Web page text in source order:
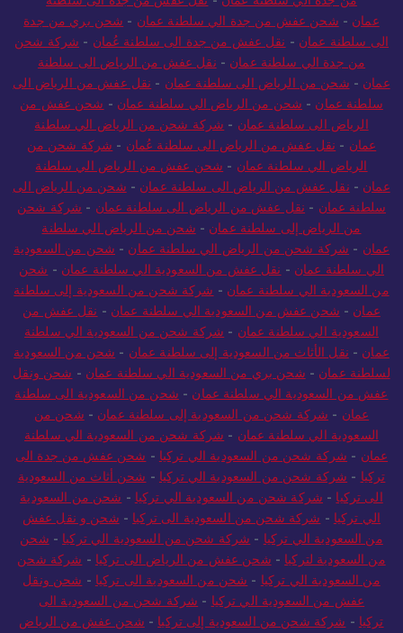
عمان - شحن عفش من جدة الي سلطنة عمان - شحن بري من جدة
الى سلطنة عمان - نقل عفش من جدة الى سلطنة عُمان - شركة شحن
من جدة الي سلطنة عمان - نقل عفش من الرياض الى سلطنة
عمان - شحن من الرياض الى سلطنة عمان - نقل عفش من الرياض الى
سلطنة عمان - شحن من الرياض الي سلطنة عمان - شحن عفش من
الرياض الى سلطنة عمان - شركة شحن من الرياض الي سلطنة
عمان - نقل عفش من الرياض الى سلطنة عُمان - شركة شحن من
الرياض الي سلطنة عمان - شحن عفش من الرياض الي سلطنة
عمان - نقل عفش من الرياض الى سلطنة عمان - شحن من الرياض الى
سلطنة عمان - نقل عفش من الرياض الى سلطنة عمان - شركة شحن
من الرياض إلى سلطنة عمان - شحن من الرياض الي سلطنة
عمان - شركة شحن من الرياض الي سلطنة عمان - شحن من السعودية
الي سلطنة عمان - نقل عفش من السعودية الي سلطنة عمان - شحن
من السعودية الي سلطنة عمان - شركة شحن من السعودية إلى سلطنة
عمان - شحن عفش من السعودية الي سلطنة عمان - نقل عفش من
السعودية الي سلطنة عمان - شركة شحن من السعودية الي سلطنة
عمان - نقل الأثاث من السعودية إلى سلطنة عمان - شحن من السعودية
لسلطنة عمان - شحن بري من السعودية الي سلطنة عمان - شحن ونقل
عفش من السعودية الي سلطنة عمان - شحن من السعودية الى سلطنة
عمان - شركة شحن من السعودية إلى سلطنة عمان - شحن من
السعودية الي سلطنة عمان - شركة شحن من السعودية الي سلطنة
عمان - شركة شحن من السعودية الي تركيا - شحن عفش من جدة الى
تركيا - شركة شحن من السعودية الي تركيا - شحن أثاث من السعودية
الى تركيا - شركة شحن من السعودية الي تركيا - شحن من السعودية
الي تركيا - شركة شحن من السعودية الى تركيا - شحن و نقل عفش
من السعودية الي تركيا - شركة شحن من السعودية الي تركيا - شحن
من السعودية لتركيا - شحن عفش من الرياض الى تركيا - شركة شحن
من السعودية الي تركيا - شحن من السعودية الى تركيا - شحن ونقل
عفش من السعودية الي تركيا - شركة شحن من السعودية الى
تركيا - شركة شحن من السعودية إلى تركيا - شحن عفش من الرياض